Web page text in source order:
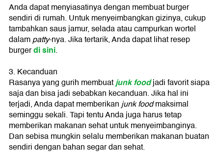
Anda dapat menyiasatinya dengan membuat burger
sendiri di rumah. Untuk menyeimbangkan gizinya, cukup
tambahkan saus jamur, selada atau campurkan wortel
dalampatty-nya. Jika tertarik, Anda dapat lihat resep
burgerdi sini.
3. Kecanduan
Rasanya yang gurih membuatjunk foodjadi favorit siapa
saja dan bisa jadi sebabkan kecanduan. Jika hal ini
terjadi, Anda dapat memberikanjunk foodmaksimal
seminggu sekali. Tapi tentu Anda juga harus tetap
memberikan makanan sehat untuk menyeimbanginya.
Dan sebisa mungkin selalu memberikan makanan buatan
sendiri dengan bahan segar dan sehat.